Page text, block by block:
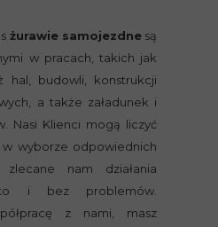
żurawie samojezdnesą
w pracach, takich jak
hal, budowli, konstrukcji
a także załadunek i
Nasi Klienci mogą liczyć
wyborze odpowiednich
nam działania
i bez problemów.
z nami, masz